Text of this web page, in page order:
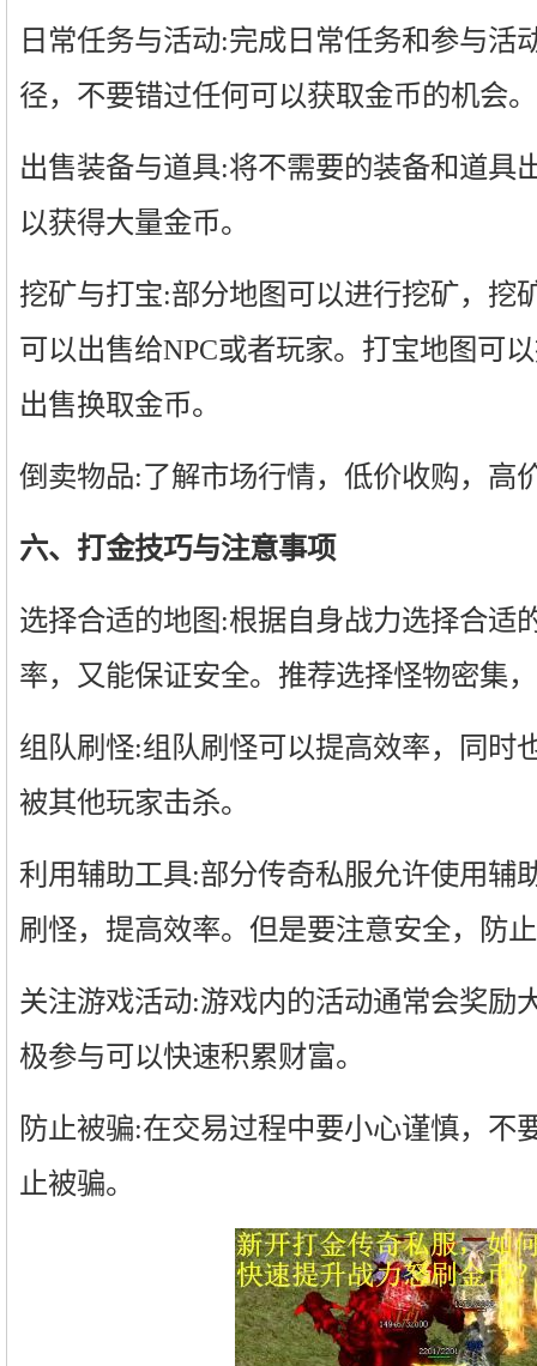
日常任务与活动:完成日常任务和参与活
径，不要错过任何可以获取金币的机会。
出售装备与道具:将不需要的装备和道具
以获得大量金币。
挖矿与打宝:部分地图可以进行挖矿，挖
可以出售给NPC或者玩家。打宝地图可
出售换取金币。
倒卖物品:了解市场行情，低价收购，高
六、打金技巧与注意事项
选择合适的地图:根据自身战力选择合适
率，又能保证安全。推荐选择怪物密集
组队刷怪:组队刷怪可以提高效率，同时
被其他玩家击杀。
利用辅助工具:部分传奇私服允许使用辅
刷怪，提高效率。但是要注意安全，防
关注游戏活动:游戏内的活动通常会奖励
极参与可以快速积累财富。
防止被骗:在交易过程中要小心谨慎，不
止被骗。